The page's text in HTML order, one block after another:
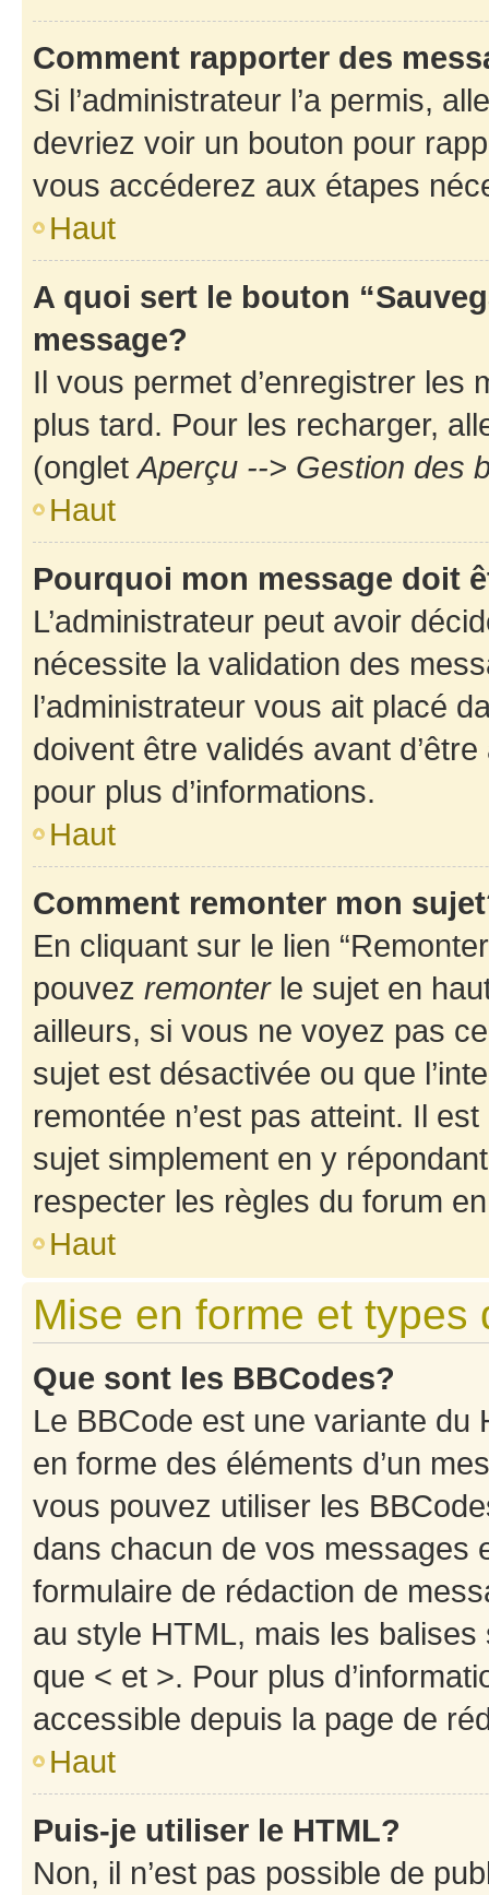
Comment rapporter des
Si l’administrateur l’a permis,
devriez voir un bouton pour
vous accéderez aux étapes
Haut
A quoi sert le bouton
message?
Il vous permet d’enregistrer
plus tard. Pour les recharger,
(ongletAperçu --> Gestion des
Haut
Pourquoi mon message doit
L’administrateur peut avoir
nécessite la validation des
l’administrateur vous ait placé
doivent être validés avant
pour plus d’informations.
Haut
Comment remonter mon
En cliquant sur le lien
pouvez remonterle sujet en
ailleurs, si vous ne voyez pas
sujet est désactivée ou que
remontée n’est pas atteint. Il
sujet simplement en y
respecter les règles du forum
Haut
Mise en forme et types
Que sont les BBCodes?
Le BBCode est une variante du
en forme des éléments d’un
vous pouvez utiliser les
dans chacun de vos messages
formulaire de rédaction de
au style HTML, mais les
que < et >. Pour plus
accessible depuis la page de
Haut
Puis-je utiliser le HTML?
Non, il n’est pas possible de